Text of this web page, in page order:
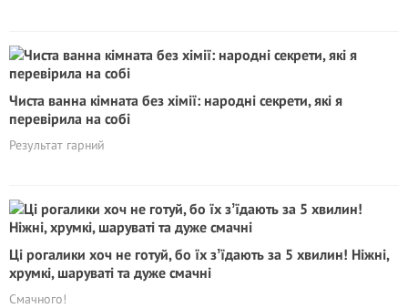
Чиста ванна кімната без хімії: народні секрети, які я
перевірила на собі
Результат гарний
Ці рогалики хоч не готуй, бо їх зʼїдають за 5 хвилин! Ніжні,
хрумкі, шаруваті та дуже смачні
Смачного!